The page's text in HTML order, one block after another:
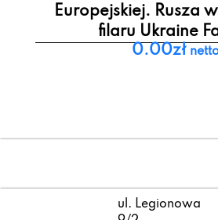
Europejskiej. Rusza
filaru Ukraine
0.00zł
ul. Legionowa